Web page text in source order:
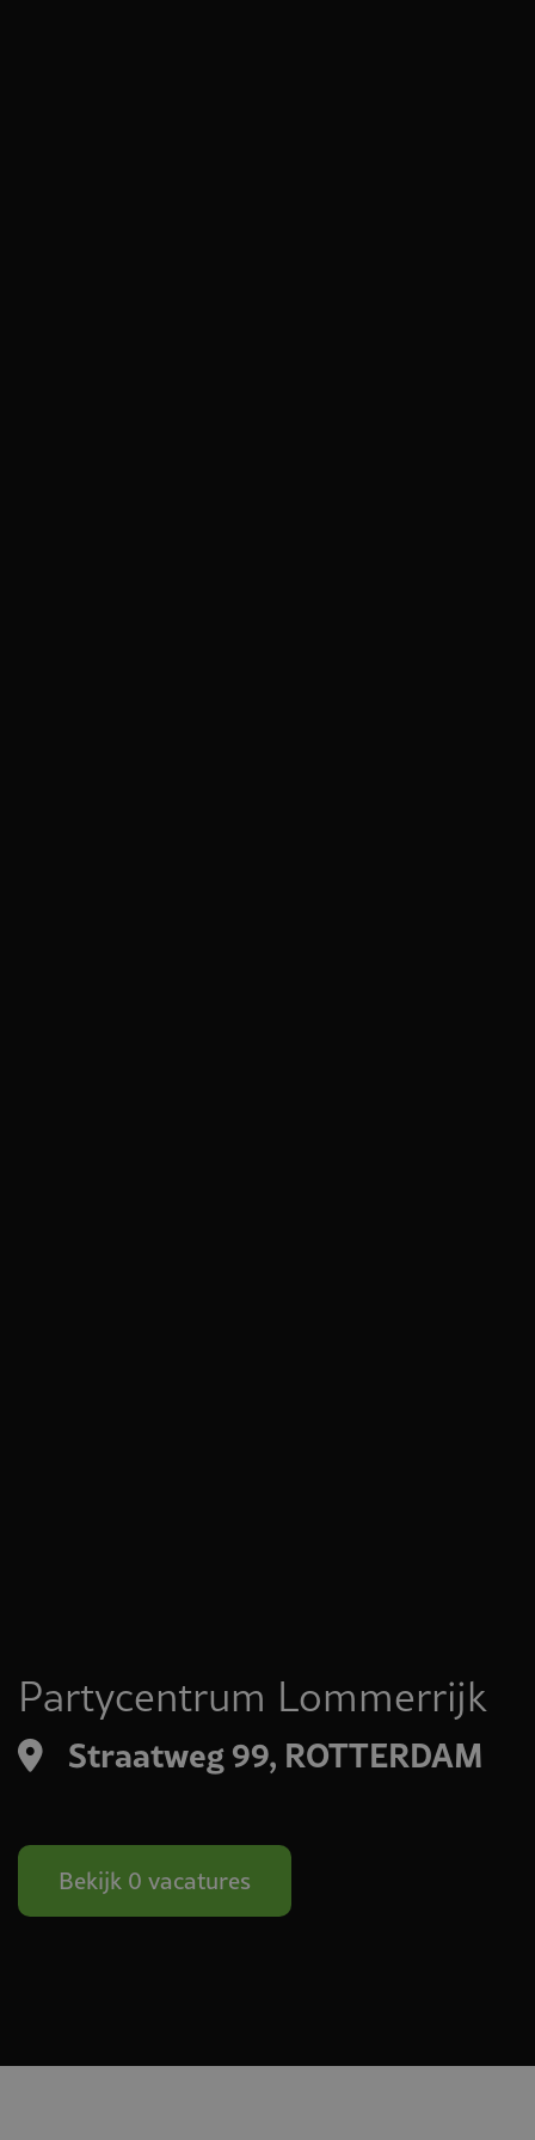
Partycentrum Lommerrijk
Straatweg 99, ROTTERDAM
Bekijk 0 vacatures